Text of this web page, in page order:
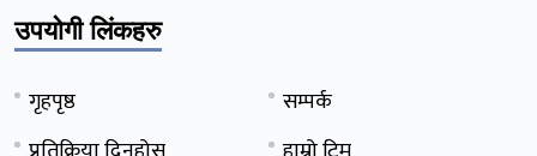
उपयोगी लिंकहरु
गृहपृष्ठ
सम्पर्क